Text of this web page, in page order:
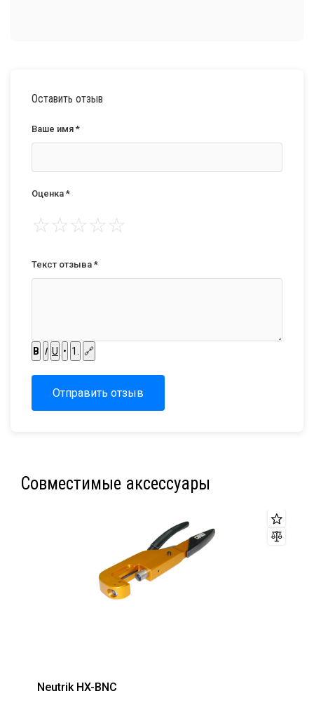
Оставить отзыв
Ваше имя *
Оценка *
☆☆☆☆☆
Текст отзыва *
B I U • 1. 🔗
Отправить отзыв
Совместимые аксессуары
Neutrik HX-BNC